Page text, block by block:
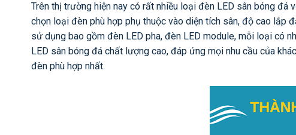
Trên thị trường hiện nay có rất nhiều loại đèn LED sân bóng
chọn loại đèn phù hợp phụ thuộc vào diện tích sân, độ cao lắp
sử dụng bao gồm đèn LED pha, đèn LED module, mỗi loại có
LED sân bóng đá chất lượng cao, đáp ứng mọi nhu cầu của
đèn phù hợp nhất.